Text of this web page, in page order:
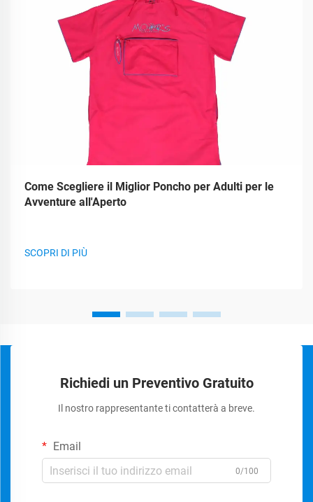
Come Scegliere il Miglior Poncho per Adulti per le
Avventure all'Aperto
SCOPRI DI PIÙ
Richiedi un Preventivo Gratuito
Il nostro rappresentante ti contatterà a breve.
Email
0/100